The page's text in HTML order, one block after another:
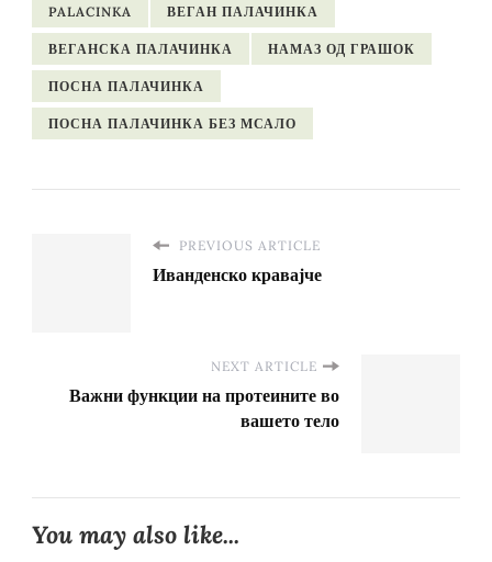
PALACINKA ВЕГАН ПАЛАЧИНКА
ВЕГАНСКА ПАЛАЧИНКА НАМАЗ ОД ГРАШОК
ПОСНА ПАЛАЧИНКА
ПОСНА ПАЛАЧИНКА БЕЗ МСАЛО
PREVIOUS ARTICLE
Иванденско кравајче
NEXT ARTICLE
Важни функции на протеините во
вашето тело
You may also like...